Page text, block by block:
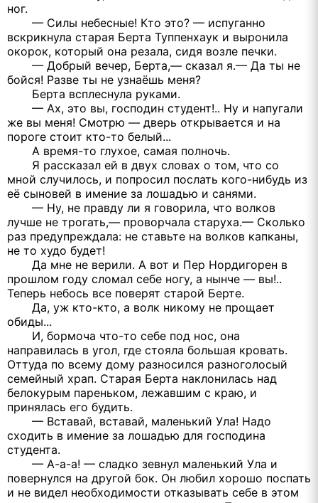
ног.
— Силы небесные! Кто это? — испуганно
вскрикнула старая Берта Туппенхаук и выронила
окорок, который она резала, сидя возле печки.
— Добрый вечер, Берта,— сказал я.— Да ты не
бойся! Разве ты не узнаёшь меня?
Берта всплеснула руками.
— Ах, это вы, господин студент!.. Ну и напугали
же вы меня! Смотрю — дверь открывается и на
пороге стоит кто-то белый...
А время-то глухое, самая полночь.
Я рассказал ей в двух словах о том, что со
мной случилось, и попросил послать кого-нибудь из
её сыновей в имение за лошадью и санями.
— Ну, не правду ли я говорила, что волков
лучше не трогать,— проворчала старуха.— Сколько
раз предупреждала: не ставьте на волков капканы,
не то худо будет!
Да мне не верили. А вот и Пер Нордигорен в
прошлом году сломал себе ногу, а нынче — вы!..
Теперь небось все поверят старой Берте.
Да, уж кто-кто, а волк никому не прощает
обиды...
И, бормоча что-то себе под нос, она
направилась в угол, где стояла большая кровать.
Оттуда по всему дому разносился разноголосый
семейный храп. Старая Берта наклонилась над
белокурым пареньком, лежавшим с краю, и
принялась его будить.
— Вставай, вставай, маленький Ула! Надо
сходить в имение за лошадью для господина
студента.
— А-а-а! — сладко зевнул маленький Ула и
повернулся на другой бок. Он любил хорошо поспать
и не видел необходимости отказывать себе в этом